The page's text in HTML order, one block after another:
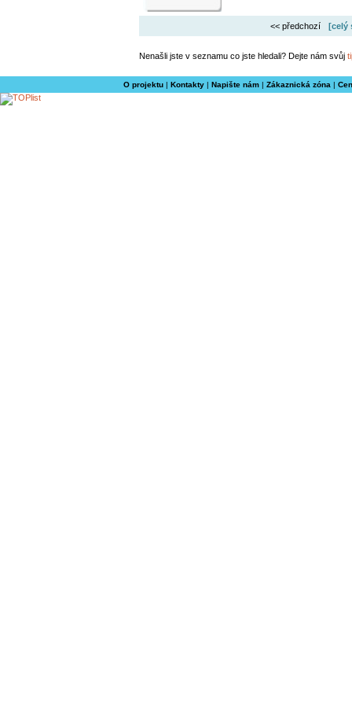
<< předchozí [celý
Nenašli jste v seznamu co jste hledali? Dejte nám svůj
O projektu| Kontakty| Napište nám| Zákaznická zóna |